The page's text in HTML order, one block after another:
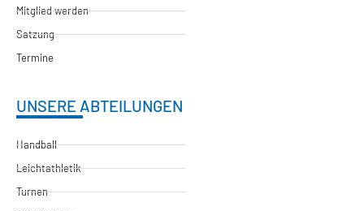
Mitglied werden
Satzung
Termine
UNSERE ABTEILUNGEN
Handball
Leichtathletik
Turnen